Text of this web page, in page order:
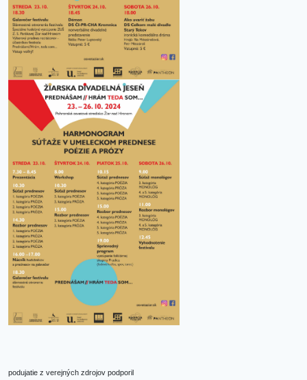
podujatie z verejných zdrojov podporil